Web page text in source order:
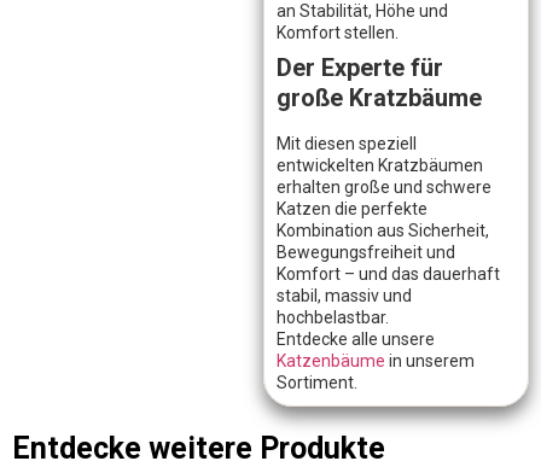
an Stabilität, Höhe und
Komfort stellen.
Der Experte für
große Kratzbäume
Mit diesen speziell
entwickelten Kratzbäumen
erhalten große und schwere
Katzen die perfekte
Kombination aus Sicherheit,
Bewegungsfreiheit und
Komfort – und das dauerhaft
stabil, massiv und
hochbelastbar.
Entdecke alle unsere
Katzenbäume in unserem
Sortiment.
Entdecke weitere Produkte